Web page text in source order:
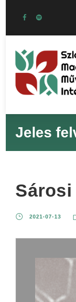
Jeles
2021-07-13